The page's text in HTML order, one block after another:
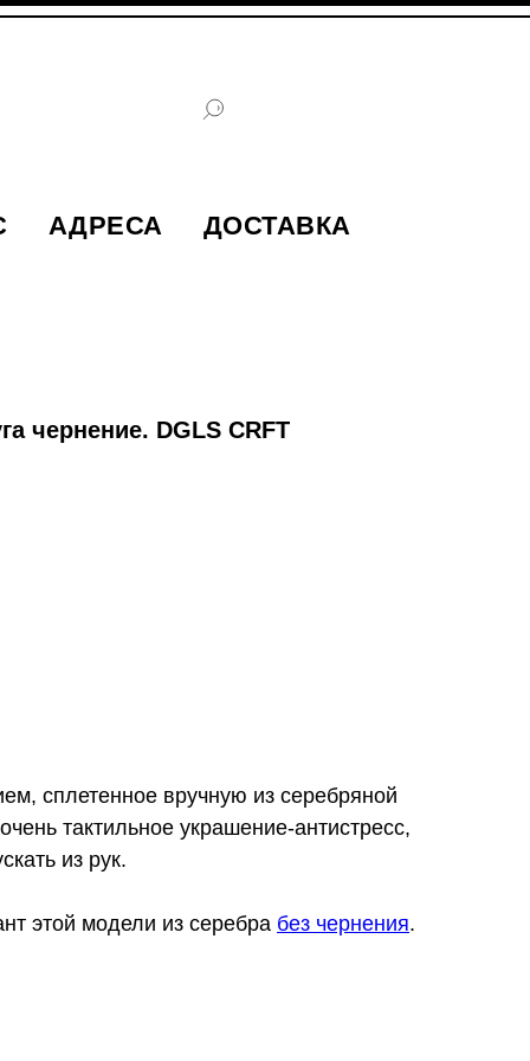
АДРЕСА ДОСТАВКА
чернение. DGLS CRFT
сплетенное вручную из серебряной
тактильное украшение-антистресс,
из рук.
этой модели из серебра без чернения.